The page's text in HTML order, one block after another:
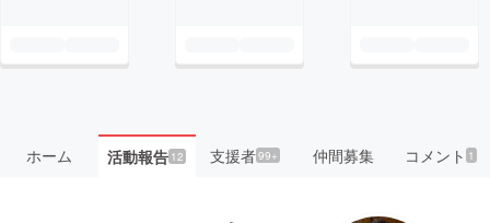
ホーム 活動報告12 支援者99+ 仲間募集 コメント 1